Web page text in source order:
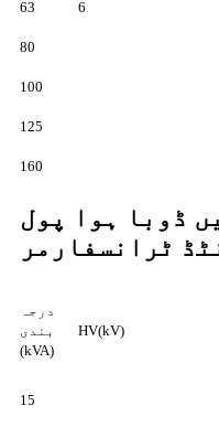
63 6
80
100
125
160
ڈوبا ہوا پول
ٹرانسفارمر
درجہ
بندی
(kVA)
HV(kV)
15